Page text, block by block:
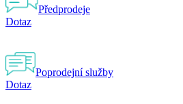
Předprodeje
Dotaz
Poprodejní služby
Dotaz